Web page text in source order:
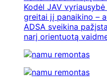
Kodėl JAV
greitai jį panaikino –
ADSA sveikina
narį orientuotą